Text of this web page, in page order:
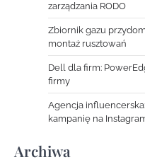
zarządzania RODO
Zbiornik gazu
montaż rusztowań
Dell dla firm:
firmy
Agencja
kampanię na
Archiwa